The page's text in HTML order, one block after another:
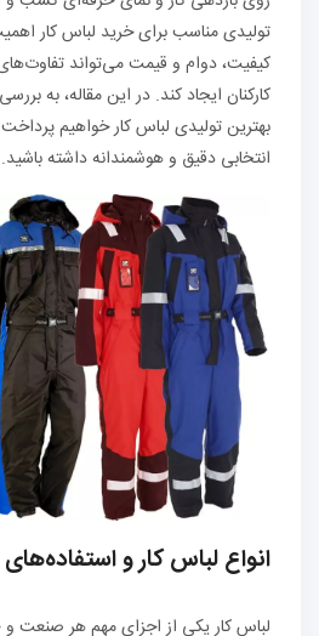
تولیدی مناسب برای خرید لباس کار
کیفیت، دوام و قیمت می‌تواند تفاوت‌های
کارکنان ایجاد کند. در این مقاله، به
بهترین تولیدی لباس کار خواهیم
انتخابی دقیق و هوشمندانه داشته باشید.
انواع لباس کار و
لباس کار یکی از اجزای مهم هر صنعت